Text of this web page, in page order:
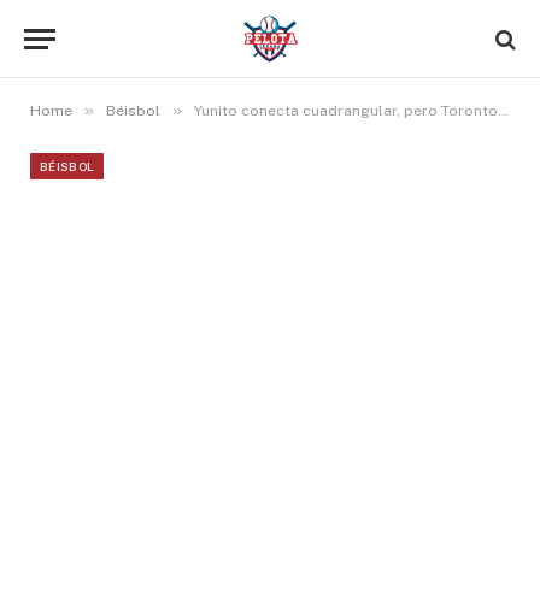
Home » Béisbol » Yunito conecta cuadrangular, pero Toronto cae ante Baltimore
BÉISBOL